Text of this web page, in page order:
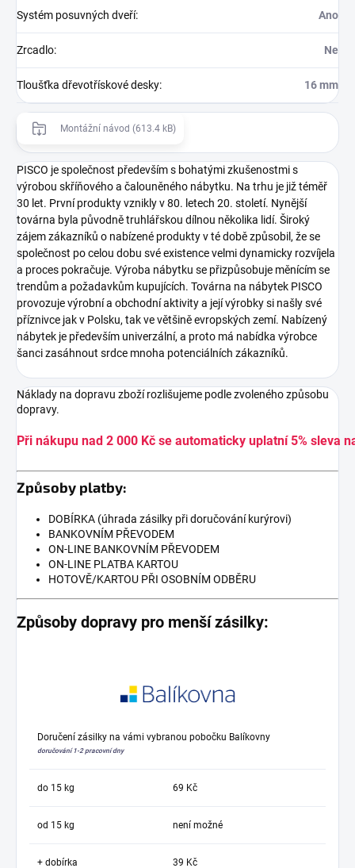
Systém posuvných dveří: Ano
Zrcadlo: Ne
Tloušťka dřevotřískové desky: 16 mm
Montážní návod (613.4 kB)
PISCO je společnost především s bohatými zkušenostmi s
výrobou skříňového a čalouněného nábytku. Na trhu je již téměř
30 let. První produkty vznikly v 80. letech 20. století. Nynější
továrna byla původně truhlářskou dílnou několika lidí. Široký
zájem zákazníků o nabízené produkty v té době způsobil, že se
společnost po celou dobu své existence velmi dynamicky rozvíjela
a proces pokračuje. Výroba nábytku se přizpůsobuje měnícím se
trendům a požadavkům kupujících. Továrna na nábytek PISCO
provozuje výrobní a obchodní aktivity a její výrobky si našly své
příznivce jak v Polsku, tak ve většině evropských zemí. Nabízený
nábytek je především univerzální, a proto má nabídka výrobce
šanci zasáhnout srdce mnoha potenciálních zákazníků.
Náklady na dopravu zboží rozlišujeme podle zvoleného způsobu
dopravy.
Při nákupu nad 2 000 Kč se automaticky uplatní 5% sleva
Způsoby platby:
DOBÍRKA (úhrada zásilky při doručování kurýrovi)
BANKOVNÍM PŘEVODEM
ON-LINE BANKOVNÍM PŘEVODEM
ON-LINE PLATBA KARTOU
HOTOVĚ/KARTOU PŘI OSOBNÍM ODBĚRU
Způsoby dopravy pro menší zásilky:
Doručení zásilky na vámi vybranou pobočku Balíkovny
doručování 1-2 pracovní dny
do 15 kg 69 Kč
od 15 kg není možné
+ dobírka 39 Kč